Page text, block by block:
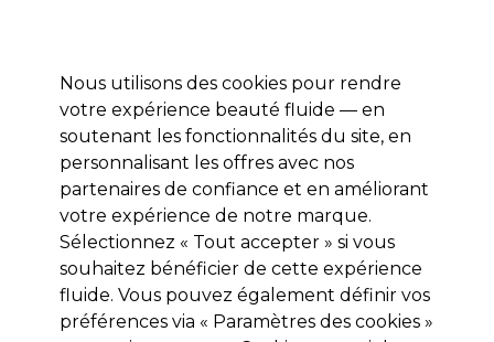
Se connecter
Marques Bons plans Coiffure Electro et Matériel
Livraison et délais
lire la suite
Sibel
Sibel Clip à peigne avec queue
d'épingle x1
Nous utilisons des cookies pour rendre
votre expérience beauté fluide — en
soutenant les fonctionnalités du site, en
personnalisant les offres avec nos
partenaires de confiance et en améliorant
votre expérience de notre marque.
Sélectionnez « Tout accepter » si vous
souhaitez bénéficier de cette expérience
fluide. Vous pouvez également définir vos
préférences via « Paramètres des cookies »